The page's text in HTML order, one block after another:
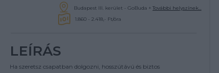
Budapest III. kerület - GoBuda + További helyszínek...
1.860 - 2.418,- Ft/óra
LEÍRÁS
Ha szeretsz csapatban dolgozni, hosszútávú és biztos